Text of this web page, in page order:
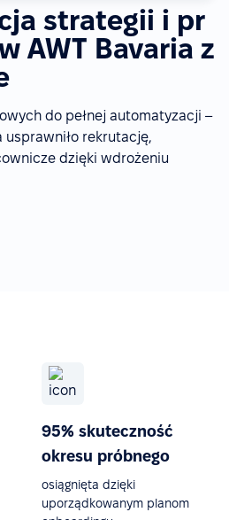
strategii i pr
AWT Bavaria z
do pełnej automatyzacji –
usprawniło rekrutację,
dzięki wdrożeniu
95% skuteczność
okresu próbnego
osiągnięta dzięki
uporządkowanym planom